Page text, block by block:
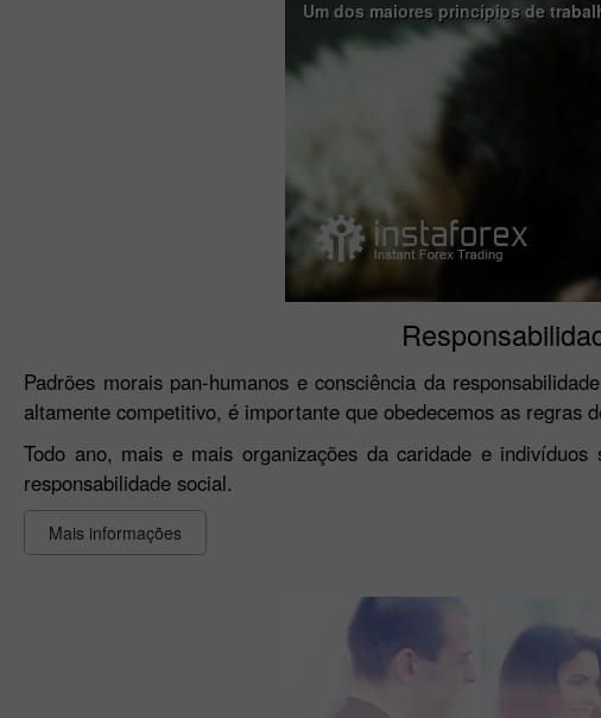
Um dos maiores princípios de
Padrões morais pan-humanos e consciência da
altamente competitivo, é importante que obedecemos as regras
Todo ano, mais e mais organizações da caridade e
responsabilidade social.
Mais informações